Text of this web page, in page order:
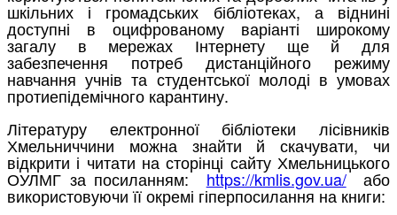
шкільних і громадських бібліотеках, а віднині
доступні в оцифрованому варіанті широкому
загалу в мережах Інтернету ще й для
забезпечення потреб дистанційного режиму
навчання учнів та студентської молоді в умовах
протиепідемічного карантину.
Літературу електронної бібліотеки лісівників
Хмельниччини можна знайти й скачувати, чи
відкрити і читати на сторінці сайту Хмельницького
ОУЛМГ за посиланням: https://kmlis.gov.ua/або
використовуючи її окремі гіперпосилання на книги: